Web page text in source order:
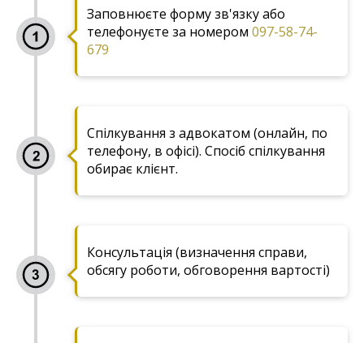
Заповнюєте форму зв'язку або
телефонуєте за номером 097-58-74-
679
Спілкування з адвокатом (онлайн, по
телефону, в офісі). Cпосіб спілкування
обирає клієнт.
Консультація (визначення справи,
обсягу роботи, обговорення вартості)